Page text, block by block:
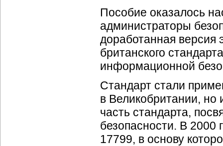
Пособие оказалось
администраторы
доработанная версия
британского
информационной
Стандарт стали
в Великобритании, но
часть стандарта,
безопасности. В 2000
17799, в основу